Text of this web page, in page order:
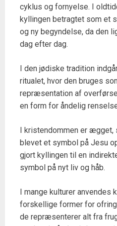
cyklus og fornyelse. I
kyllingen betragtet som et
og ny begyndelse, da den
dag efter dag.
I den jødiske tradition
ritualet, hvor den bruges
repræsentation af
en form for åndelig
I kristendommen er
blevet et symbol på Jesu
gjort kyllingen til en
symbol på nyt liv og håb.
I mange kulturer anvendes
forskellige former for
de repræsenterer alt fra